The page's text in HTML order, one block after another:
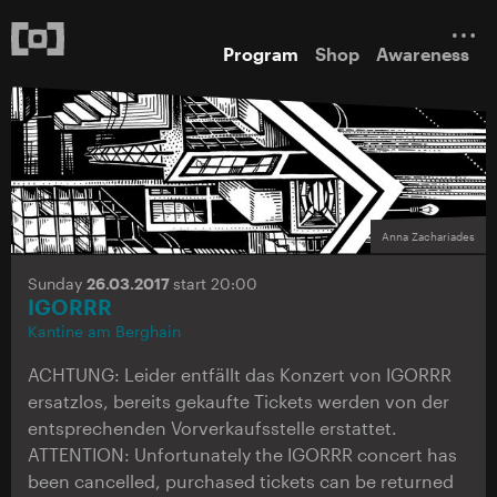
Program Shop Awareness
Anna Zachariades
Sunday 26.03.2017start 20:00
IGORRR
Kantine am Berghain
ACHTUNG: Leider entfällt das Konzert von IGORRR
ersatzlos, bereits gekaufte Tickets werden von der
entsprechenden Vorverkaufsstelle erstattet.
ATTENTION: Unfortunately the IGORRR concert has
been cancelled, purchased tickets can be returned